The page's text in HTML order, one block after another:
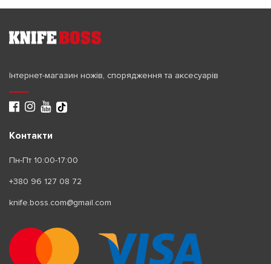
Інтернет-магазин ножів, спорядження та аксесуарів
Контакти
Пн-Пт 10:00-17:00
+380 96 127 08 72
knife.boss.com@gmail.com